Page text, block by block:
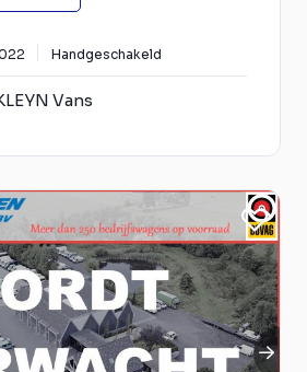
Handgeschakeld
Vans